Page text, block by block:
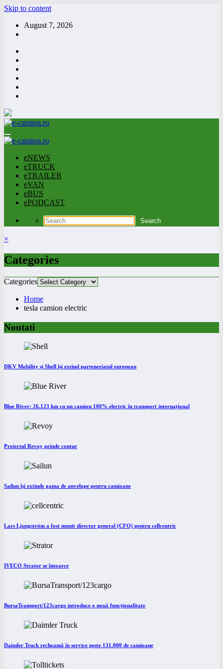
Skip to content
August 7, 2026
eNEWS
eTRUCK
eTRAILER
eVAN
eBUS
ePODCAST
×
Categories
Categories
Home
tesla camion electric
Noutati
DKV Mobility și Shell își extind parteneriatul european
Blue River: 26.123 km cu un camion 100% electric în transport internațional
Proiectul Revoy prinde contur
Sailun își extinde gama de anvelope pentru camioane
Lars Ljungström a fost numit director general (CFO) pentru cellcentric
IVECO Strator se întoarce
BursaTransport/123cargo introduce o nouă funcționalitate
Daimler Truck recheamă în service peste 131.000 de camioane